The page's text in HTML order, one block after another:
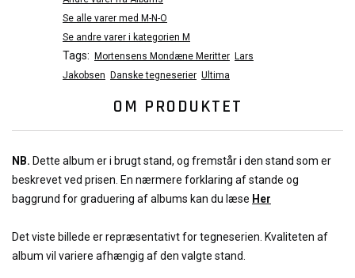
Se alle varer med M-N-O
Se andre varer i kategorien M
Tags: Mortensens Mondæne Meritter Lars
Jakobsen
Danske tegneserier Ultima
OM PRODUKTET
NB. Dette album er i brugt stand, og fremstår i den stand som er
beskrevet ved prisen. En nærmere forklaring af stande og
baggrund for graduering af albums kan du læse Her
Det viste billede er repræsentativt for tegneserien. Kvaliteten af
album vil variere afhængig af den valgte stand.